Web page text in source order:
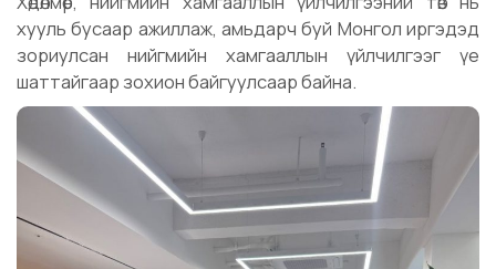
хууль бусаар ажиллаж, амьдарч буй Монгол иргэдэд
зориулсан нийгмийн хамгааллын үйлчилгээг үе
шаттайгаар зохион байгуулсаар байна.